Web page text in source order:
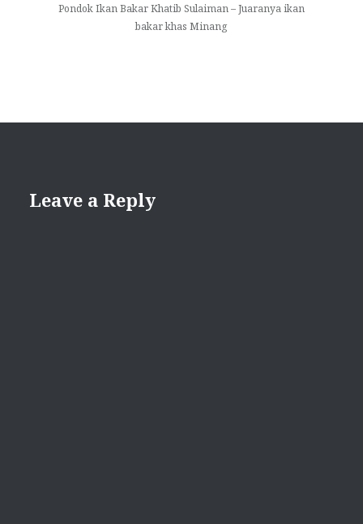
Pondok Ikan Bakar Khatib Sulaiman – Juaranya ikan
bakar khas Minang
Leave a Reply